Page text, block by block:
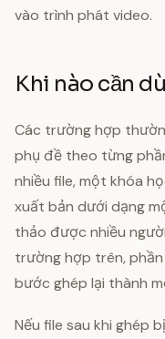
vào trình phát video.
Khi nào cần
Các trường hợp
phụ đề theo từng
nhiều file, một khóa
xuất bản dưới dạng
thảo được nhiều
trường hợp trên,
bước ghép lại thành
Nếu file sau khi ghép